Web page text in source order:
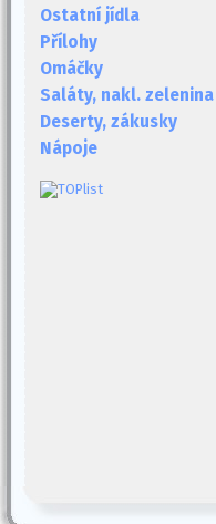
Ostatní jídla
Přílohy
Omáčky
Saláty, nakl. zelenina
Deserty, zákusky
Nápoje